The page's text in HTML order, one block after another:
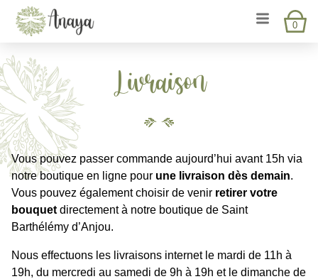
Accéder
Menu
Accéder
de
page
Lien vers la page d'accueil
Ouvrir et
0
Livraison
Vous pouvez passer commande aujourd’hui avant 15h via
notre boutique en ligne pour une livraison dès demain.
Vous pouvez également choisir de venir retirer votre
bouquet directement à notre boutique de Saint
Barthélémy d’Anjou.
Nous effectuons les livraisons internet le mardi de 11h à
19h, du mercredi au samedi de 9h à 19h et le dimanche de